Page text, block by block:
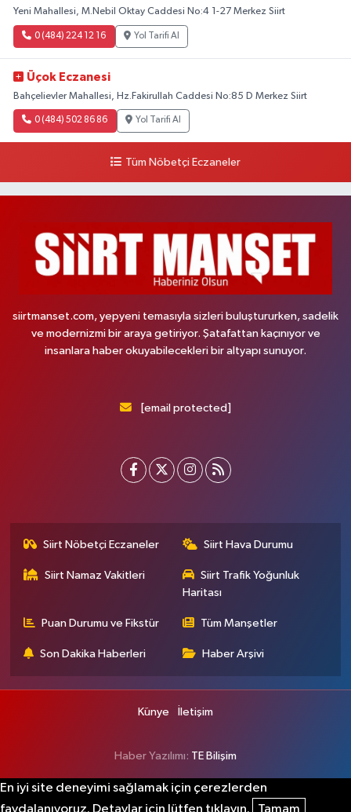
Yeni Mahallesi, M.Nebil Oktay Caddesi No:4 1-27 Merkez Siirt
0 (484) 224 12 16 Yol Tarifi Al
Üçok Eczanesi
Bahçelievler Mahallesi, Hz.Fakirullah Caddesi No:85 D Merkez Siirt
0 (484) 502 86 86 Yol Tarifi Al
Tüm Nöbetçi Eczaneler
siirtmanset.com, yepyeni temasıyla sizleri buluştururken, sadelik
ve modernizmi bir araya getiriyor. Şatafattan kaçınıyor ve
insanlara haber okuyabilecekleri bir altyapı sunuyor.
[email protected]
Siirt Nöbetçi Eczaneler Siirt Hava Durumu
Siirt Namaz Vakitleri
Siirt Trafik Yoğunluk
Haritası
Puan Durumu ve Fikstür Tüm Manşetler
Son Dakika Haberleri Haber Arşivi
Künye İletişim
Haber Yazılımı: TE Bilişim
En iyi site deneyimi sağlamak için çerezlerden
faydalanıyoruz. Detaylar için lütfen tıklayın.
Tamam